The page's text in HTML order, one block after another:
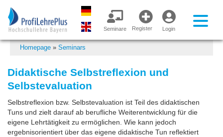
Login
Register
Seminare
Homepage » Seminars
Didaktische Selbstreflexion und
Selbstevaluation
Selbstreflexion bzw. Selbstevaluation ist Teil des didaktischen
Tuns und zielt darauf ab berufliche Weiterentwicklung für die
eigene Lehrtätigkeit zu ermöglichen. Wie kann jedoch
ergebnisorientiert über das eigene didaktische Tun reflektiert